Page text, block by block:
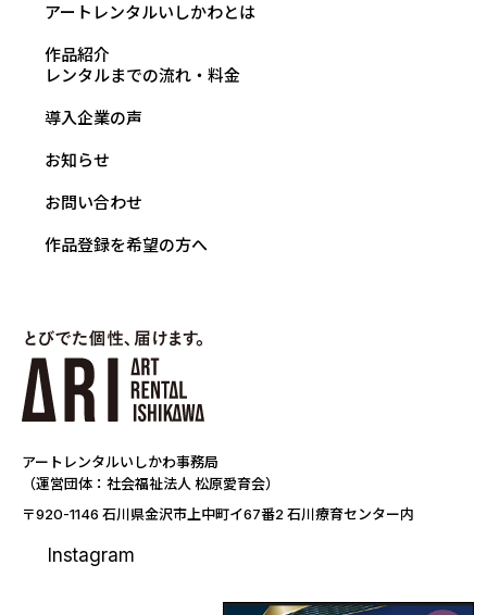
アートレンタルいしかわ事務局
（運営団体：社会福祉法人 松原愛育会）
〒920-1146 石川県金沢市上中町イ67番2 石川療育センター内
Instagram
アートレンタルいしかわとは
作品紹介
レンタルまでの流れ・料金
導入企業の声
お知らせ
お問い合わせ
作品登録を希望の方へ